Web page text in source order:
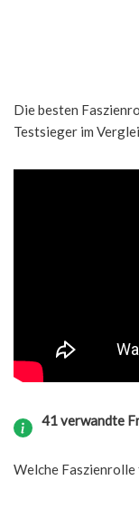
Die besten
Testsieger im
41 verwandte
Welche Faszienrolle